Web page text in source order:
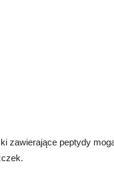
zawierające peptydy